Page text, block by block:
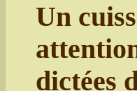
Un
dictées